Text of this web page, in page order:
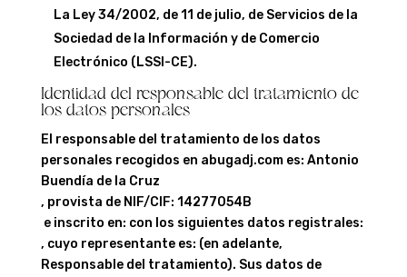
La Ley 34/2002, de 11 de julio, de Servicios de la
Sociedad de la Información y de Comercio
Electrónico (LSSI-CE).
Identidad del responsable del tratamiento de
los datos personales
El responsable del tratamiento de los datos
personales recogidos en abugadj.comes: Antonio
Buendía de la Cruz
, provista de NIF/CIF: 14277054B
e inscrito en: con los siguientes datos registrales:
, cuyo representante es: (en adelante,
Responsable del tratamiento). Sus datos de